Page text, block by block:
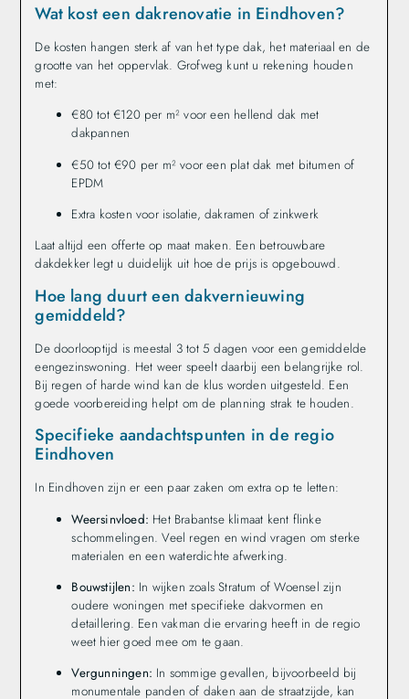
Wat kost een dakrenovatie in Eindhoven?
De kosten hangen sterk af van het type dak, het materiaal en de
grootte van het oppervlak. Grofweg kunt u rekening houden
met:
€80 tot €120 per m² voor een hellend dak met
dakpannen
€50 tot €90 per m² voor een plat dak met bitumen of
EPDM
Extra kosten voor isolatie, dakramen of zinkwerk
Laat altijd een offerte op maat maken. Een betrouwbare
dakdekker legt u duidelijk uit hoe de prijs is opgebouwd.
Hoe lang duurt een dakvernieuwing
gemiddeld?
De doorlooptijd is meestal 3 tot 5 dagen voor een gemiddelde
eengezinswoning. Het weer speelt daarbij een belangrijke rol.
Bij regen of harde wind kan de klus worden uitgesteld. Een
goede voorbereiding helpt om de planning strak te houden.
Specifieke aandachtspunten in de regio
Eindhoven
In Eindhoven zijn er een paar zaken om extra op te letten:
Weersinvloed: Het Brabantse klimaat kent flinke
schommelingen. Veel regen en wind vragen om sterke
materialen en een waterdichte afwerking.
Bouwstijlen: In wijken zoals Stratum of Woensel zijn
oudere woningen met specifieke dakvormen en
detaillering. Een vakman die ervaring heeft in de regio
weet hier goed mee om te gaan.
Vergunningen: In sommige gevallen, bijvoorbeeld bij
monumentale panden of daken aan de straatzijde, kan